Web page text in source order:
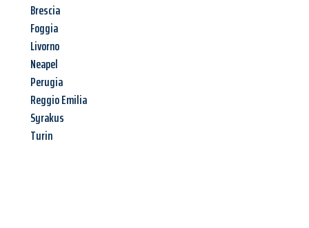
Brescia
Foggia
Livorno
Neapel
Perugia
Reggio Emilia
Syrakus
Turin